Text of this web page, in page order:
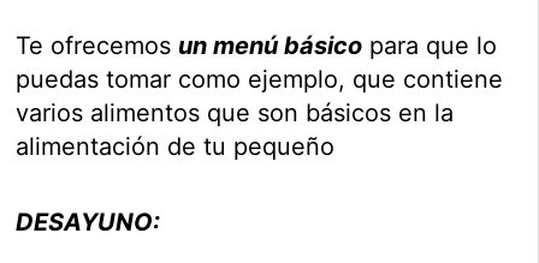
Te ofrecemos un menú básico para que lo
puedas tomar como ejemplo, que contiene
varios alimentos que son básicos en la
alimentación de tu pequeño
DESAYUNO: